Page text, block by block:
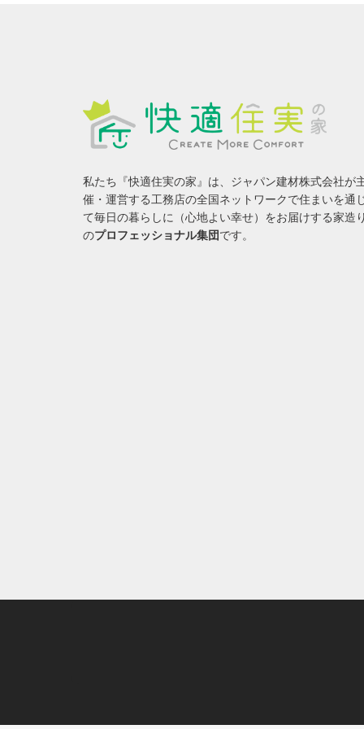
私たち『快適住実の家』は、ジャパン建材株式会社が
催・運営する工務店の全国ネットワークで住まいを通
て毎日の暮らしに（心地よい幸せ）をお届けする家造
のプロフェッショナル集団です。